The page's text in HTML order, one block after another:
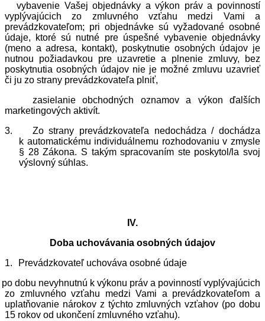
vybavenie Vašej objednávky a výkon práv a povinností
vyplývajúcich zo zmluvného vzťahu medzi Vami a
prevádzkovateľom; pri objednávke sú vyžadované osobné
údaje, ktoré sú nutné pre úspešné vybavenie objednávky
(meno a adresa, kontakt), poskytnutie osobných údajov je
nutnou požiadavkou pre uzavretie a plnenie zmluvy, bez
poskytnutia osobných údajov nie je možné zmluvu uzavrieť
či ju zo strany prevádzkovateľa plniť,
zasielanie obchodných oznamov a výkon ďalších
marketingových aktivít.
3.
Zo strany prevádzkovateľa nedochádza / dochádza
k automatickému individuálnemu rozhodovaniu v zmysle
§ 28 Zákona. S takým spracovaním ste poskytol/la svoj
výslovný súhlas.
IV.
Doba uchovávania osobných údajov
1.
Prevádzkovateľ uchováva osobné údaje
po dobu nevyhnutnú k výkonu práv a povinností vyplývajúcich
zo zmluvného vzťahu medzi Vami a prevádzkovateľom a
uplatňovanie nárokov z týchto zmluvných vzťahov (po dobu
15 rokov od ukončení zmluvného vzťahu).